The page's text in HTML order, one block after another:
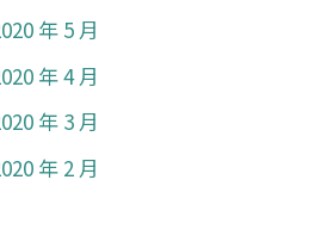
年 5 月
年 4 月
年 3 月
年 2 月